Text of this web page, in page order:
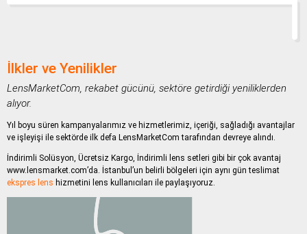
İlkler ve Yenilikler
LensMarketCom, rekabet gücünü, sektöre getirdiği yeniliklerden
alıyor.
Yıl boyu süren kampanyalarımız ve hizmetlerimiz, içeriği, sağladığı avantajlar
ve işleyişi ile sektörde ilk defa LensMarketCom tarafından devreye alındı.
İndirimli Solüsyon, Ücretsiz Kargo, İndirimli lens setleri gibi bir çok avantaj
www.lensmarket.com’da. İstanbul’un belirli bölgeleri için aynı gün teslimat
ekspres lens hizmetini lens kullanıcıları ile paylaşıyoruz.